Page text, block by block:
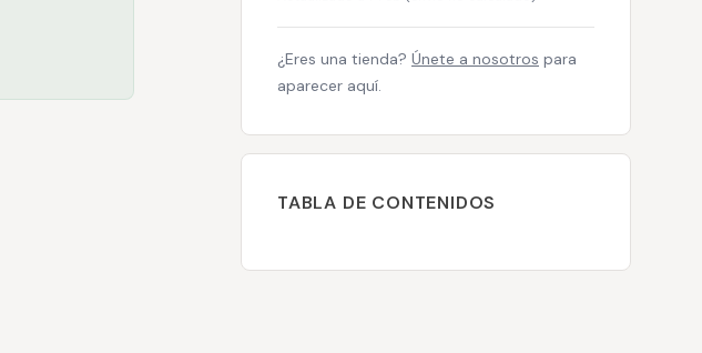
¿Eres una tienda? Únete a nosotros para
aparecer aquí.
TABLA DE CONTENIDOS